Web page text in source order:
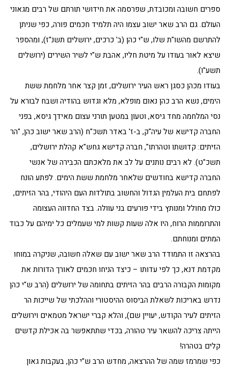
ספרים חשובה ומכובדת, שפרסמה את חידושי תורתם של רבים מגאוני
העולם. גם הרב שאר ישוב עצמו היה תלמיד חכמים פורה, כפי שניתן
להתרשם מהשו"ת שלו, ש"י כהן (ב' כרכים, ירושלים תשנ"ז), ומהספר
שיצא לאור בעודו על מיטת חליו, אהבת ש"י לשיר השירים (ירושלים
תשע"ו).
בעודו מכהן כסגן ראש העיר ירושלים, זמן קצר אחר מלחמת ששת
הימים, נשא הרב כהן נאום מופלא, מלא וגדוש בהודיה ושבח לבורא על
נסי המלחמה מחד גיסא, וטעון במטען תורני עצום מאידך גיסא, בפני
החברה קדישא של עיה"ק, ב-ז' באדר תשכ"ח (הרב שאר ישוב כהן, "הר
הזיתים: קדושתו וטהרתו", חברה קדישא גחש"א קהלת ירושלים,
תשכ"ט). לא רבים נותנים על לב את מלאכתם הכבירה של אנשי
החברה קדישא בחודשים שלאחר מלחמת ששת הימים. לפתע הונח
לפתחם בית העלמין הגדול והחשוב בתולדות העם היהודי, בהר הזיתים,
כולו מחולל ומנותץ בידי פורעים בני עוולה. בצד החדווה העצומה
והתרוממות הרוח, היו אלה שעות קשות למי שעמלים כל ימיהם על כבוד
המתים ומנוחתם.
בהרצאה זו התמודד הרב שאר ישוב עם שאלה חשובה, שניקרה במוחו
מקדמת דנא, כך לפי עדותו – כיצד הניחו חכמים לאורך הדורות את
מקומות הקבורה הרבים בהר הזיתים בתחומה של ירושלים (הרב ש"י כהן
נדרש באריכות לשאלת הביסוס ההיסטורי וההלכתי של שייכות הר
הזיתים לעיר הקודש, יעויין שם), והלא קברי ישראל מטמאים וירושלים
הייתה צריכה להשאר עיר טהורה, בכדי שתתאפשר בה אכילת קדשים
קלים בטהרה!
כפי שמרמז שמה של ההרצאה, מחדש הרב ש"י כהן, בעקבות גאון